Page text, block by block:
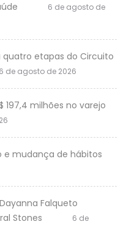
6 de agosto de
quatro etapas do Circuito
6 de agosto de 2026
197,4 milhões no varejo
e mudança de hábitos
Falqueto
Stones
6 de